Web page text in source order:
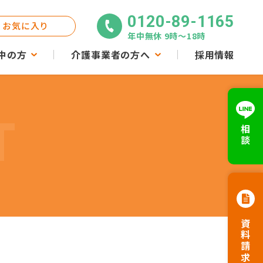
の方 介護事業者の方へ 採用情報
お気に入り 0120-89-1165
年中無休 9時〜18時
相談
資料請求